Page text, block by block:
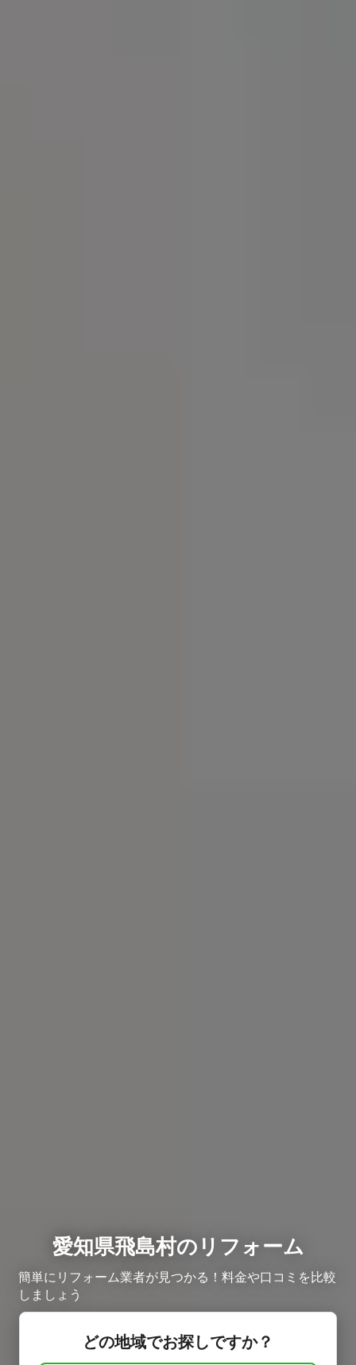
愛知県飛島村のリフォーム
簡単にリフォーム業者が見つかる！料金や口コミを比較
しましょう
どの地域でお探しですか？